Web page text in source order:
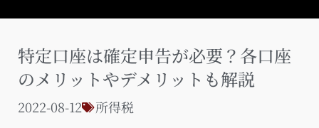
特定口座は確定申告が必要？各口座
のメリットやデメリットも解説
2022-08-12 所得税